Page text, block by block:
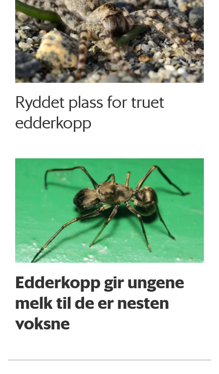
Ryddet plass for truet
edderkopp
Edderkopp gir ungene
melk til de er nesten
voksne